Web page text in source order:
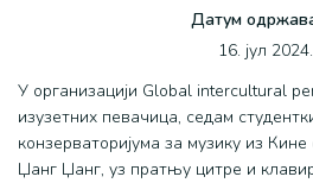
Датум
16. јул 2024.
У организацији Global intercultural
изузетних певачица, седам
конзерваторијума за музику из
Џанг Џанг, уз пратњу цитре и